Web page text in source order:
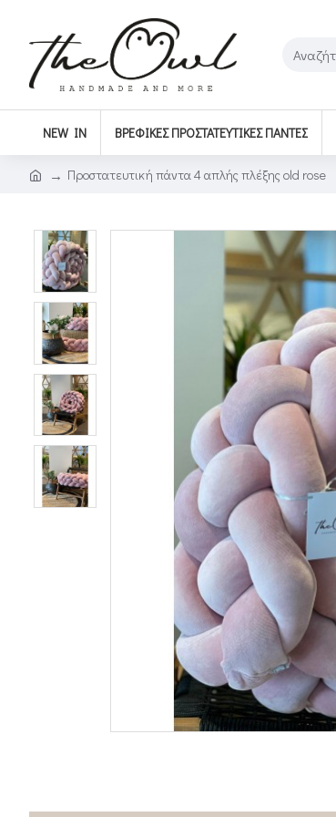
NEW IN ΒΡΕΦΙΚΈΣ ΠΡΟΣΤΑΤΕΥΤΙΚΈΣ ΠΆΝΤΕΣ
Προστατευτική πάντα 4 απλής πλέξης old rose